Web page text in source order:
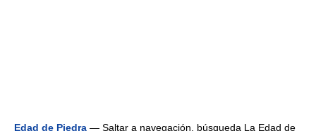
Edad de Piedra — Saltar a navegación, búsqueda La Edad de